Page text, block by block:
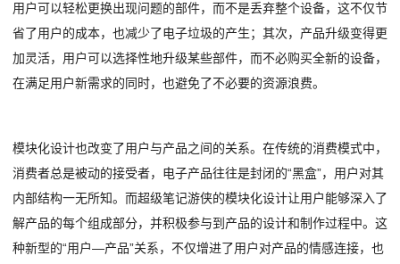
用户可以轻松更换出现问题的部件，而不是丢弃整个设备，这不仅节
省了用户的成本，也减少了电子垃圾的产生；其次，产品升级变得更
加灵活，用户可以选择性地升级某些部件，而不必购买全新的设备，
在满足用户新需求的同时，也避免了不必要的资源浪费。
模块化设计也改变了用户与产品之间的关系。在传统的消费模式中，
消费者总是被动的接受者，电子产品往往是封闭的“黑盒”，用户对其
内部结构一无所知。而超级笔记游侠的模块化设计让用户能够深入了
解产品的每个组成部分，并积极参与到产品的设计和制作过程中。这
种新型的“用户—产品”关系，不仅增进了用户对产品的情感连接，也